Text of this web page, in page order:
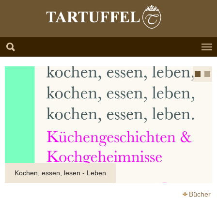
Kochen, essen, lesen - Leben
Verliebt in die Speisekammer
Bücher